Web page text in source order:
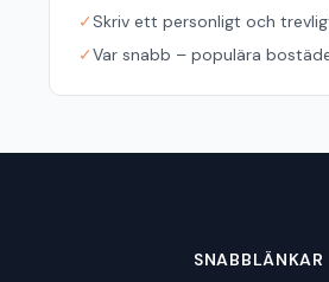
✓Skriv ett personligt och
✓Var snabb – populära
SNABBLÄNKAR